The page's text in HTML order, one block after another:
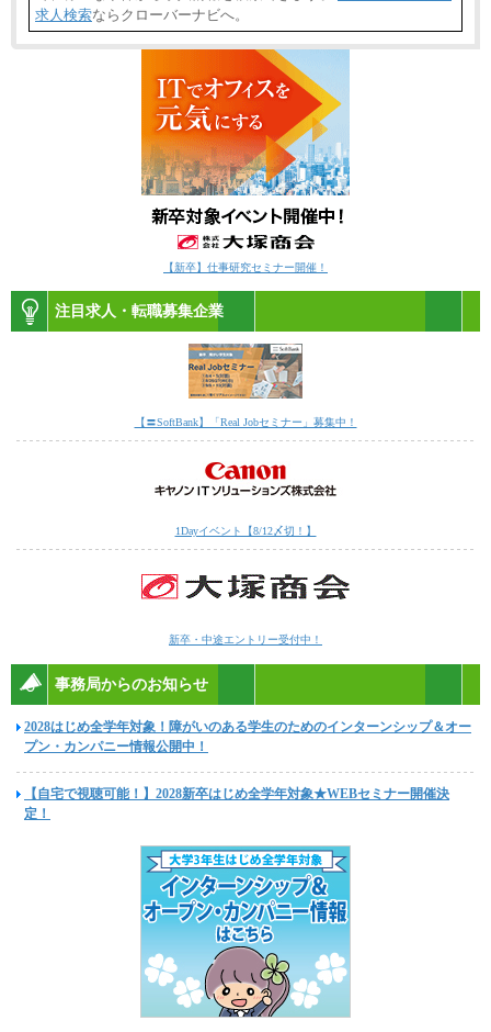
求人検索ならクローバーナビへ。
【新卒】仕事研究セミナー開催！
注目求人・転職募集企業
【〓SoftBank】「Real Jobセミナー」募集中！
1Dayイベント【8/12〆切！】
新卒・中途エントリー受付中！
事務局からのお知らせ
2028はじめ全学年対象！障がいのある学生のためのインターンシップ＆オー
プン・カンパニー情報公開中！
【自宅で視聴可能！】2028新卒はじめ全学年対象★WEBセミナー開催決
定！